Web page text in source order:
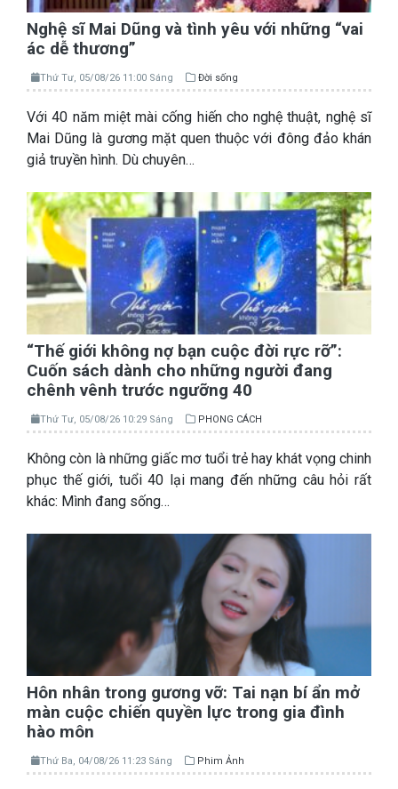
Nghệ sĩ Mai Dũng và tình yêu với những “vai
ác dễ thương”
Thứ Tư, 05/08/26 11:00 Sáng Đời sống
Với 40 năm miệt mài cống hiến cho nghệ thuật, nghệ sĩ
Mai Dũng là gương mặt quen thuộc với đông đảo khán
giả truyền hình. Dù chuyên…
“Thế giới không nợ bạn cuộc đời rực rỡ”:
Cuốn sách dành cho những người đang
chênh vênh trước ngưỡng 40
Thứ Tư, 05/08/26 10:29 Sáng PHONG CÁCH
Không còn là những giấc mơ tuổi trẻ hay khát vọng chinh
phục thế giới, tuổi 40 lại mang đến những câu hỏi rất
khác: Mình đang sống…
Hôn nhân trong gương vỡ: Tai nạn bí ẩn mở
màn cuộc chiến quyền lực trong gia đình
hào môn
Thứ Ba, 04/08/26 11:23 Sáng Phim Ảnh